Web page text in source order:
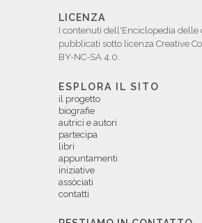
LICENZA
I contenuti dell'Enciclopedia delle
pubblicati sotto licenza Creative
BY-NC-SA 4.0.
ESPLORA IL SITO
il progetto
biografie
autrici e autori
partecipa
libri
appuntamenti
iniziative
assòciati
contatti